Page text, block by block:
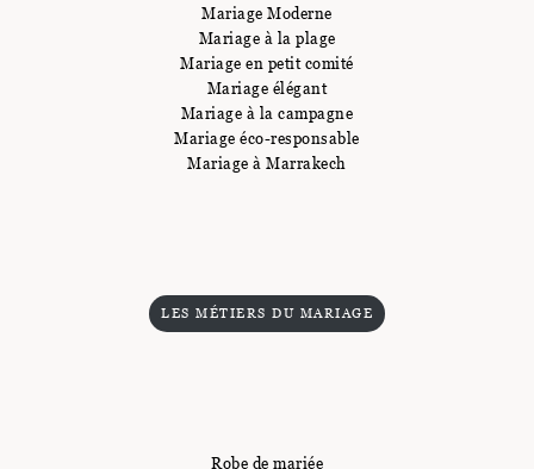
Mariage Moderne
Mariage à la plage
Mariage en petit comité
Mariage élégant
Mariage à la campagne
Mariage éco-responsable
Mariage à Marrakech
LES MÉTIERS DU MARIAGE
Robe de mariée